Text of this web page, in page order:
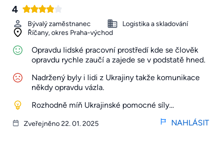
4
Bývalý zaměstnanec
Logistika a skladování
Říčany, okres Praha-východ
Opravdu lidské pracovní prostředí kde se člověk
opravdu rychle zaučí a zajede se v podstatě hned.
Nadržený byly i lidi z Ukrajiny takže komunikace
někdy opravdu vázla.
Rozhodně míň Ukrajinské pomocné síly…
Zveřejněno 22. 01. 2025 NAHLÁSIT